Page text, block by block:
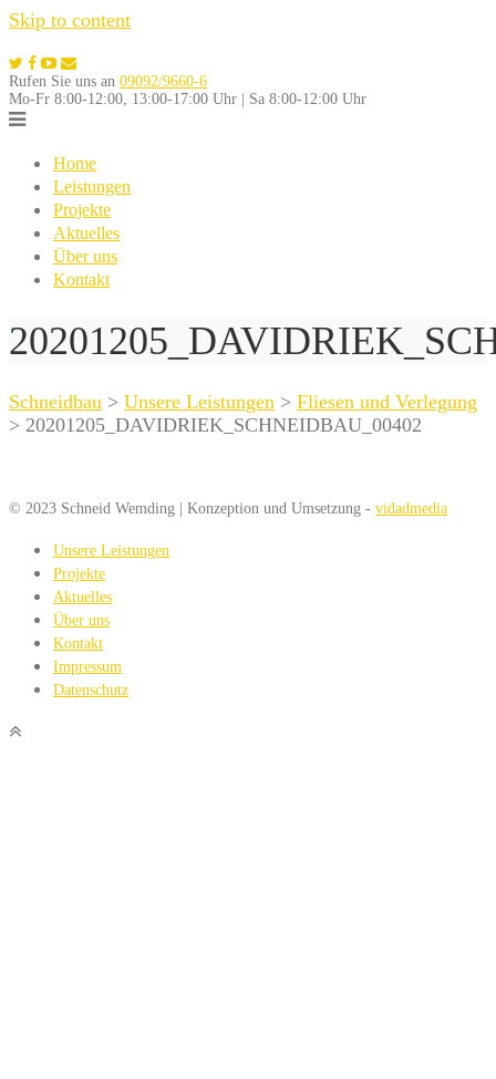
Skip to content
Rufen Sie uns an 09092/9660-6
Mo-Fr 8:00-12:00, 13:00-17:00 Uhr | Sa 8:00-12:00 Uhr
Home
Leistungen
Projekte
Aktuelles
Über uns
Kontakt
Schneidbau > Unsere Leistungen > Fliesen und Verlegung
> 20201205_DAVIDRIEK_SCHNEIDBAU_00402
© 2023 Schneid Wemding | Konzeption und Umsetzung - vidadmedia
Unsere Leistungen
Projekte
Aktuelles
Über uns
Kontakt
Impressum
Datenschutz